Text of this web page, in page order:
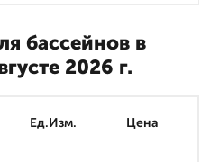
бассейнов в
2026 г.
Ед.Изм. Цена